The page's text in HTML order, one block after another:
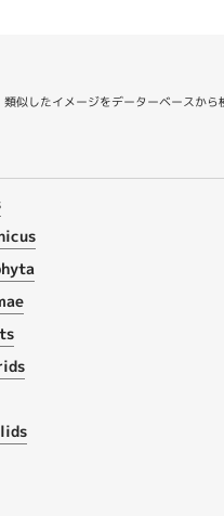
類似したイメージをデーターベースから